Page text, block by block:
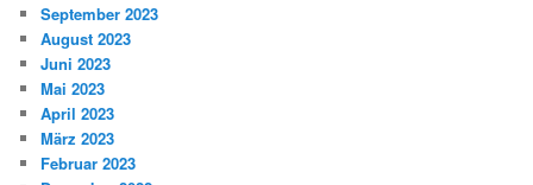
September 2023
August 2023
Juni 2023
Mai 2023
April 2023
März 2023
Februar 2023